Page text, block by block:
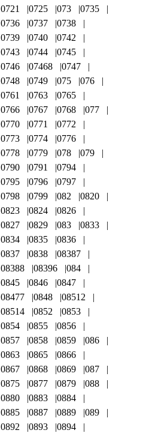
0721
0725 073
0735
0736
0737
0738
0739
0740
0742
0743
0744
0745
0746
07468
0747
0748
0749 075
076
0761
0763
0765
0766
0767 0768
077
0770
0771
0772
0773
0774
0776
0778
0779 078
079
0790
0791
0794
0795
0796
0797
0798
0799 082
0820
0823
0824
0826
0827
0829 083
0833
0834
0835
0836
0837
0838
08387
08388
08396
084
0845
0846
0847
08477
0848
08512
08514
0852
0853
0854
0855
0856
0857
0858 0859
086
0863
0865
0866
0867
0868 0869
087
0875
0877 0879
088
0880
0883
0884
0885
0887 0889
089
0892
0893
0894